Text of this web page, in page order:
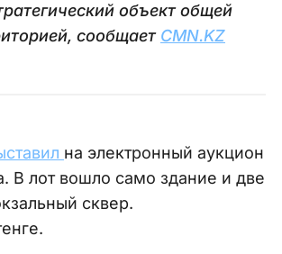
объект общей
сообщает CMN.KZ
на электронный аукцион
В лот вошло само здание и две
сквер.